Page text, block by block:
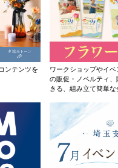
ンテンツを
ワークショップやイ
の販促・ノベルティ
きる、組み立て簡単な